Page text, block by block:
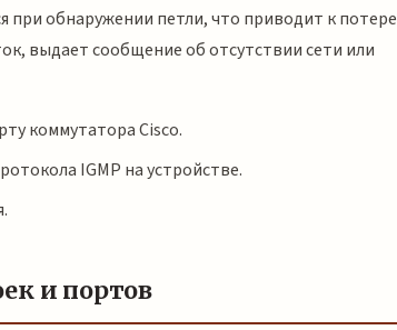
при обнаружении петли, что приводит к потере
выдает сообщение об отсутствии сети или
коммутатора Cisco.
IGMP на устройстве.
и портов